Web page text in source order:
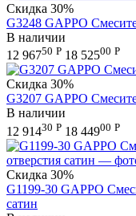
Скидка 30%
G3248 GAPPO
В наличии
12 96750 Р 18 52500 Р
Скидка 30%
G3207 GAPPO
В наличии
12 91430 Р 18 44900 Р
Скидка 30%
G1199-30 GAPPO
сатин